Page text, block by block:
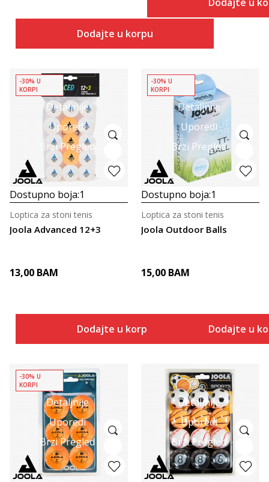
Dodajte u korpu
Detaljnije
Uporedi
Brzi Pregled
-30% U
KORPI
Dostupno boja:1
Joola Advanced 12+3
Loptica za stoni tenis
13,00 BAM
Dodajte u korpu
Detaljnije
Uporedi
Brzi Pregled
-30% U
KORPI
Dostupno boja:1
Joola Outdoor Balls
Loptica za stoni tenis
15,00 BAM
Dodajte u
Detaljnije
Uporedi
Brzi Pregled
-30% U
KORPI
Detaljnije
Uporedi
Brzi Pregled